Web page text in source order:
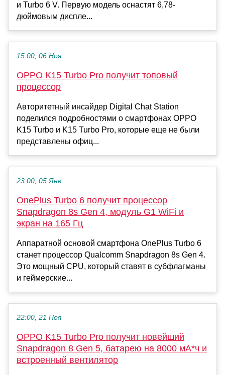
и Turbo 6 V. Первую модель оснастят 6,78-
дюймовым диспле...
15:00, 06 Ноя
OPPO K15 Turbo Pro получит топовый
процессор
Авторитетный инсайдер Digital Chat Station
поделился подробностями о смартфонах OPPO
K15 Turbo и K15 Turbo Pro, которые еще не были
представлены офиц...
23:00, 05 Янв
OnePlus Turbo 6 получит процессор
Snapdragon 8s Gen 4, модуль G1 WiFi и
экран на 165 Гц
Аппаратной основой смартфона OnePlus Turbo 6
станет процессор Qualcomm Snapdragon 8s Gen 4.
Это мощный CPU, который ставят в субфлагманы
и геймерские...
22:00, 21 Ноя
OPPO K15 Turbo Pro получит новейший
Snapdragon 8 Gen 5, батарею на 8000 мА*ч и
встроенный вентилятор